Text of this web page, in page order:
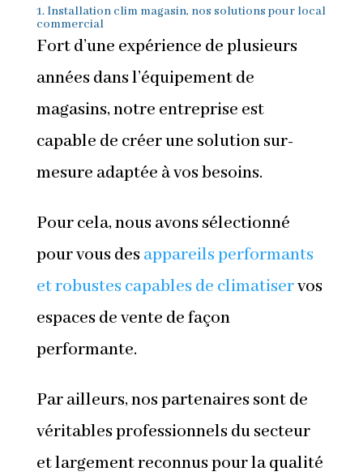
1. Installation clim magasin, nos solutions pour local
commercial
Fort d’une expérience de plusieurs
années dans l’équipement de
magasins, notre entreprise est
capable de créer une solution sur-
mesure adaptée à vos besoins.
Pour cela, nous avons sélectionné
pour vous desappareils performants
et robustes capables de climatiservos
espaces de vente de façon
performante.
Par ailleurs, nos partenaires sont de
véritables professionnels du secteur
et largement reconnus pour la qualité